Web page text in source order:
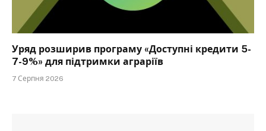
Уряд розширив програму «Доступні кредити 5-
7-9%» для підтримки аграріїв
7 Серпня 2026